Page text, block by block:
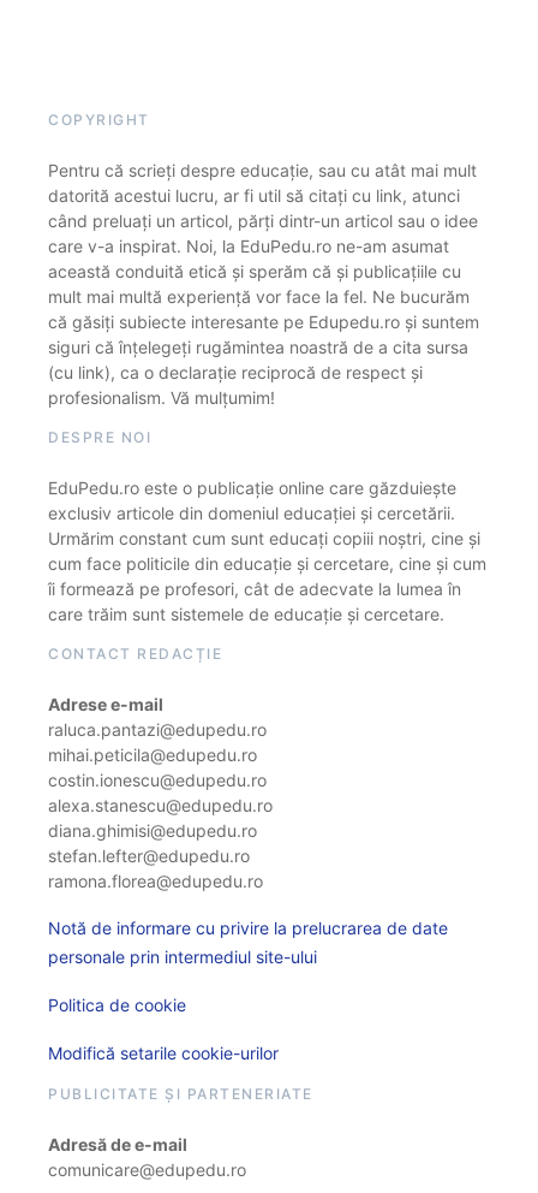
COPYRIGHT
Pentru că scrieți despre educație, sau cu atât mai mult
datorită acestui lucru, ar fi util să citați cu link, atunci
când preluați un articol, părți dintr-un articol sau o idee
care v-a inspirat. Noi, la EduPedu.ro ne-am asumat
această conduită etică și sperăm că și publicațiile cu
mult mai multă experiență vor face la fel. Ne bucurăm
că găsiți subiecte interesante pe Edupedu.ro și suntem
siguri că înțelegeți rugămintea noastră de a cita sursa
(cu link), ca o declarație reciprocă de respect și
profesionalism. Vă mulțumim!
DESPRE NOI
EduPedu.ro este o publicație online care găzduiește
exclusiv articole din domeniul educației și cercetării.
Urmărim constant cum sunt educați copiii noștri, cine și
cum face politicile din educație și cercetare, cine și cum
îi formează pe profesori, cât de adecvate la lumea în
care trăim sunt sistemele de educație și cercetare.
CONTACT REDACȚIE
Adrese e-mail
raluca.pantazi@edupedu.ro
mihai.peticila@edupedu.ro
costin.ionescu@edupedu.ro
alexa.stanescu@edupedu.ro
diana.ghimisi@edupedu.ro
stefan.lefter@edupedu.ro
ramona.florea@edupedu.ro
Notă de informare cu privire la prelucrarea de date
personale prin intermediul site-ului
Politica de cookie
Modifică setarile cookie-urilor
PUBLICITATE ȘI PARTENERIATE
Adresă de e-mail
comunicare@edupedu.ro